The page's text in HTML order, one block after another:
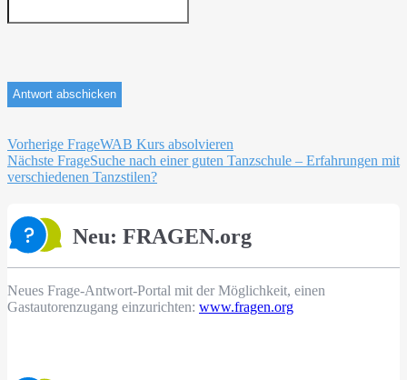
Beitragsnavigation
Vorherige FrageWAB Kurs absolvieren
Nächste FrageSuche nach einer guten Tanzschule – Erfahrungen mit
verschiedenen Tanzstilen?
Neu: FRAGEN.org
Neues Frage-Antwort-Portal mit der Möglichkeit, einen
Gastautorenzugang einzurichten: www.fragen.org